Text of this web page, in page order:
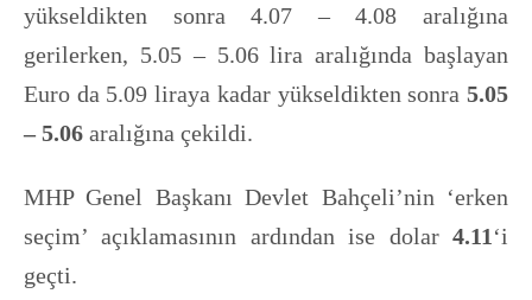
yükseldikten sonra 4.07 – 4.08 aralığına
gerilerken, 5.05 – 5.06 lira aralığında başlayan
Euro da 5.09 liraya kadar yükseldikten sonra 5.05
– 5.06 aralığına çekildi.
MHP Genel Başkanı Devlet Bahçeli’nin ‘erken
seçim’ açıklamasının ardından ise dolar 4.11 ‘i
geçti.